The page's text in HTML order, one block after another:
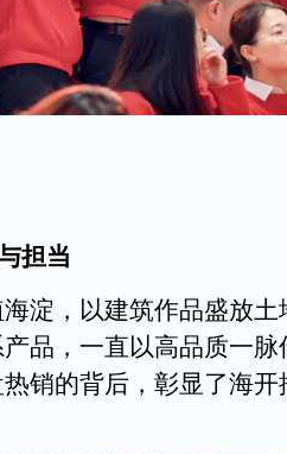
担当
淀，以建筑作品盛放
品，一直以高品质一
销的背后，彰显了海